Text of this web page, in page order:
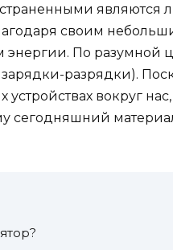
являются
своим
энергии. По разумной
разрядки).
вокруг
сегодняшний